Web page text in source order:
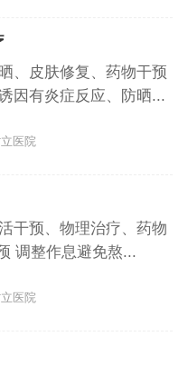
、皮肤修复、药物干预
因有炎症反应、防晒...
医院
干预、物理治疗、药物
调整作息避免熬...
医院